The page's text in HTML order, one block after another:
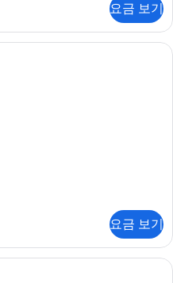
요금 보기
룸, 테라스 (Water Tower) | 고급 침구
요금 보기
스위트 (Wellbeing) | 거실 공간 | 위성